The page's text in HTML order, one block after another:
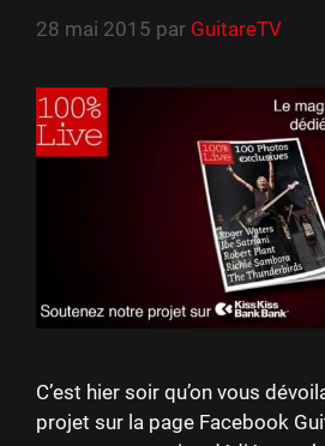
28 mai 2015 par GuitareTV
C’est hier soir qu’on vous
projet sur la page Facebook